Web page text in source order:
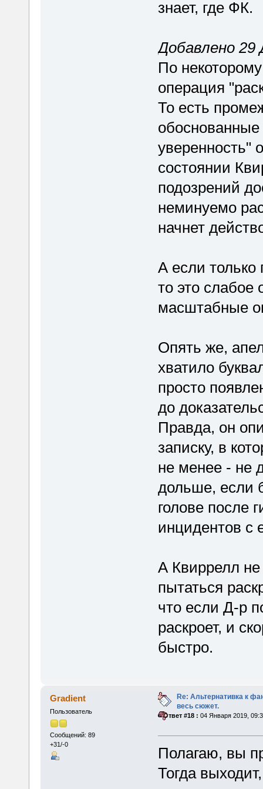
знает, где ФК.
Добавлено 29
По
операция
То есть
уверенность"
состоянии
подозрений
неминуемо
начнет
А если только
то это слабое
масштабные
Опять же,
хватило
просто
до
Правда, он
записку, в
не менее - не
дольше, если
голове после
инцидентов с
А Квиррелл
пытаться
что если Д-р
раскроет, и
быстро.
Gradient
Пользователь
Сообщений: 89
+31/-0
Re: Альтернативка к
весь сюжет.
«Ответ #18 : 04 Января 2019,
Полагаю, вы
Тогда